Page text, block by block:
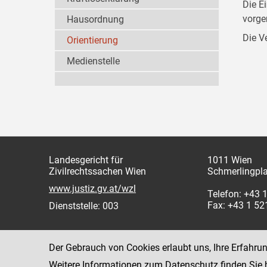
Die
Die
Hausordnung
Orientierung
Medienstelle
Landesgericht für
Zivilrechtssachen Wien
www.justiz.gv.at/wzl
Dienststelle: 003
1011 Wien
Telefon: +43
Fax: +43 1
Der Gebrauch von Cookies erlaubt uns, Ihre